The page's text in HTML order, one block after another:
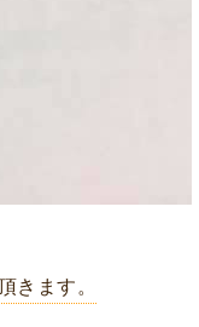
きます。